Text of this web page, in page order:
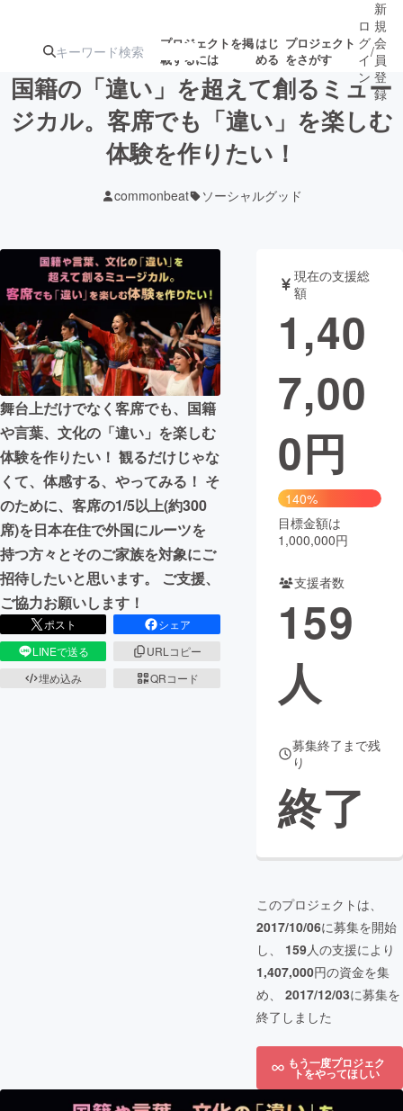
プロジェクトを掲
載するには
はじ
める
プロジェクト
をさがす
注目のリ 注目の新着プロ
ジェクト
募集終了が近いプ
テクノロジー・ガジェット
映像・映画 書籍・雑誌
ビジネス・起業 チャレンジ
まちづくり・地域活性化
CAMPFIRE for Social Good
CAMPFIRE Creation
CAMPFIREふるさと納税
コミュニティ
ロ
グ
イ
ン
/
新
規
会
員
登
録
国籍の「違い」を超えて創るミュー
ジカル。客席でも「違い」を楽しむ
体験を作りたい！
commonbeat ソーシャルグッド
舞台上だけでなく客席でも、国籍
や言葉、文化の「違い」を楽しむ
体験を作りたい！ 観るだけじゃな
くて、体感する、やってみる！ そ
のために、客席の1/5以上(約300
席)を日本在住で外国にルーツを
持つ方々とそのご家族を対象にご
招待したいと思います。 ご支援、
ご協力お願いします！
ポスト
シェア
LINEで送る
URLコピー
埋め込み
QRコード
現在の支援総
額
1,40
7,00
0円
140%
目標金額は
1,000,000円
支援者数
159
人
募集終了まで残
り
終了
このプロジェクトは、
2017/10/06に募集を開始
し、 159人の支援により
1,407,000円の資金を集
め、 2017/12/03に募集を
終了しました
もう一度プロジェク
トをやってほしい